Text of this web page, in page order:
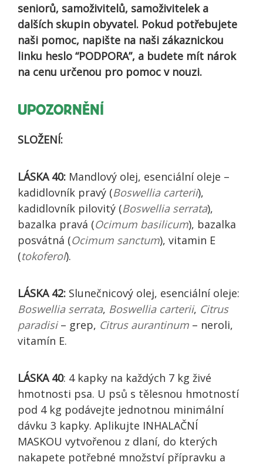
seniorů, samoživitelů, samoživitelek a
dalších skupin obyvatel. Pokud potřebujete
naši pomoc, napište na naši zákaznickou
linku heslo “PODPORA”, a budete mít nárok
na cenu určenou pro pomoc v nouzi.
UPOZORNĚNÍ
SLOŽENÍ:
LÁSKA 40: Mandlový olej, esenciální oleje –
kadidlovník pravý (Boswellia carterii),
kadidlovník pilovitý (Boswellia serrata),
bazalka pravá (Ocimum basilicum), bazalka
posvátná (Ocimum sanctum), vitamin E
(tokoferol).
LÁSKA 42: Slunečnicový olej, esenciální oleje:
Boswellia serrata, Boswellia carterii, Citrus
paradisi– grep, Citrus aurantinum – neroli,
vitamín E.
LÁSKA 40: 4 kapky na každých 7 kg živé
hmotnosti psa. U psů s tělesnou hmotností
pod 4 kg podávejte jednotnou minimální
dávku 3 kapky. Aplikujte INHALAČNÍ
MASKOU vytvořenou z dlaní, do kterých
nakapete potřebné množství přípravku a